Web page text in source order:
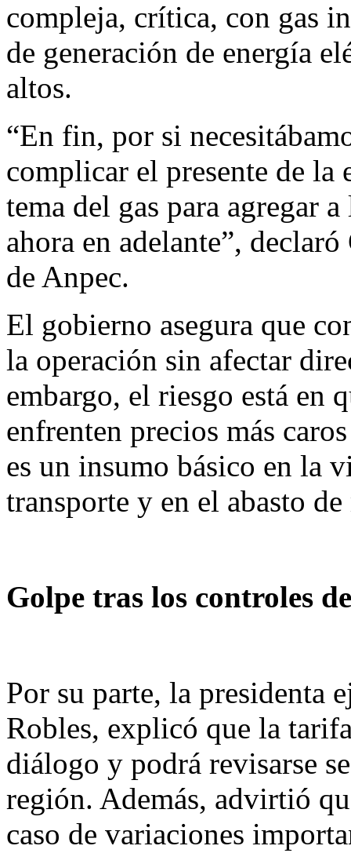
compleja, crítica, con gas
de generación de energía
altos.
“En fin, por si
complicar el presente de la
tema del gas para agregar
ahora en adelante”,
de Anpec.
El gobierno asegura que
la operación sin afectar
embargo, el riesgo está en
enfrenten precios más
es un insumo básico en la
transporte y en el abasto
Golpe tras los controles
Por su parte, la presidenta
Robles, explicó que la
diálogo y podrá revisarse
región. Además, advirtió
caso de variaciones